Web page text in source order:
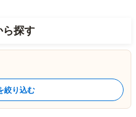
ら探す
絞り込む